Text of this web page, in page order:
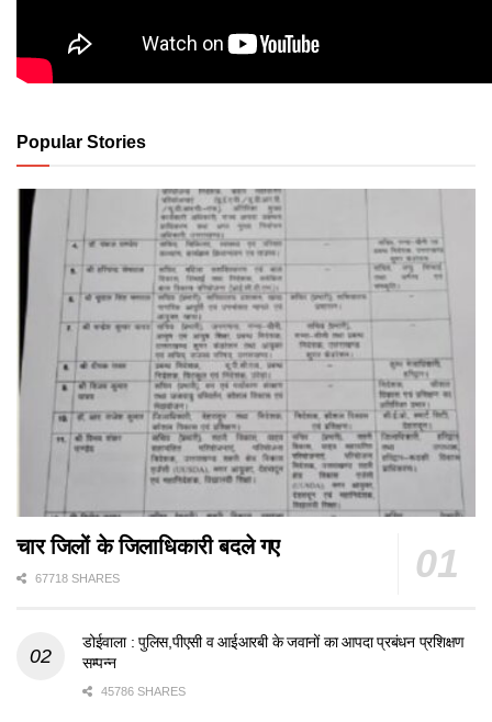
Popular Stories
चार जिलों के जिलाधिकारी बदले गए
67718 SHARES
डोईवाला : पुलिस,पीएसी व आईआरबी के जवानों का आपदा प्रबंधन प्रशिक्षण
सम्पन्न
45786 SHARES